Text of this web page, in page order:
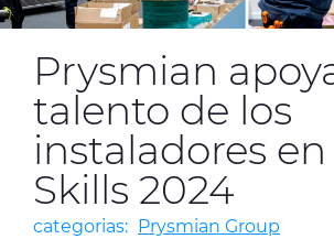
Centro de Productos
Catálogos Online
Certificados de Calidad
Prysmian
talento de los
instaladores
Skills 2024
categorias: Prysmian Group